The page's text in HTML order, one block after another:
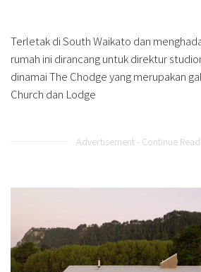
Terletak di South Waikato dan
rumah ini dirancang untuk direktur
dinamai The Chodge yang merupakan
Church dan Lodge
Advertisement - Continue